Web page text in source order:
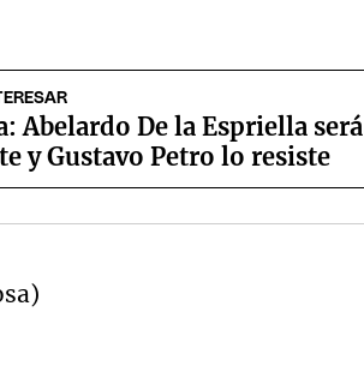
Abelardo De la Espriella será
y Gustavo Petro lo resiste